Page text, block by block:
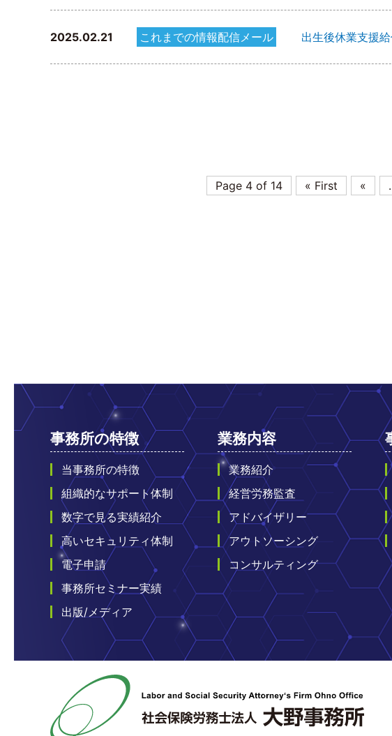
2025.02.21 これまでの情報配信メール 出生後休業支援
Page 4 of 14 « First «
事務所の特徴
当事務所の特徴
組織的なサポート体制
数字で見る実績紹介
高いセキュリティ体制
電子申請
事務所セミナー実績
出版/メディア
業務内容
業務紹介
経営労務監査
アドバイザリー
アウトソーシング
コンサルティング